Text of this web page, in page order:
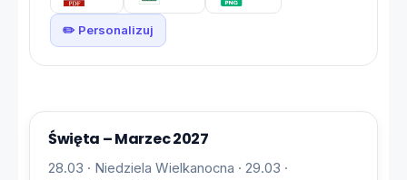
✏️ Personalizuj
Święta – Marzec 2027
28.03 · Niedziela Wielkanocna · 29.03 ·